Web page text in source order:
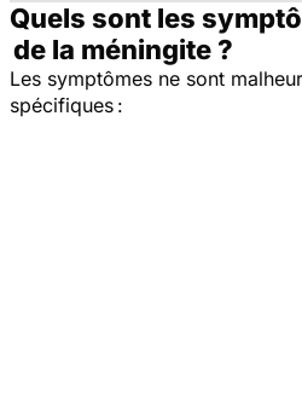
Quels sont les
de la méningite ?
Les symptômes ne sont
spécifiques :